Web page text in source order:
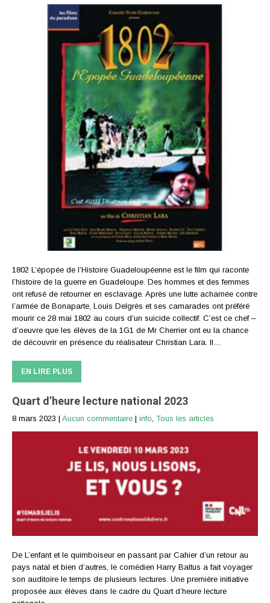
1802 L’épopée de l’Histoire Guadeloupéenne est le film qui raconte
l’histoire de la guerre en Guadeloupe. Des hommes et des femmes
ont refusé de retourner en esclavage. Après une lutte acharnée contre
l’armée de Bonaparte, Louis Delgrès et ses camarades ont préféré
mourir ce 28 mai 1802 au cours d’un suicide collectif. C’est ce chef –
d’oeuvre que les élèves de la 1G1 de Mr Cherrier ont eu la chance
de découvrir en présence du réalisateur Christian Lara. ll…
EN LIRE PLUS
Quart d’heure lecture national 2023
8 mars 2023 | Aucun commentaire | info, Tous les articles
De L’enfant et le quimboiseur en passant par Cahier d’un retour au
pays natal et bien d’autres, le comédien Harry Baltus a fait voyager
son auditoire le temps de plusieurs lectures. Une première initiative
proposée aux élèves dans le cadre du Quart d’heure lecture